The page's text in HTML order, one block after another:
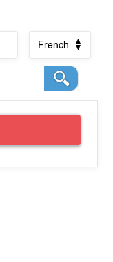
French